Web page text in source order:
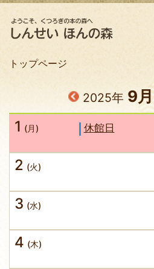
トップページ
2025年9月
1 (月) 休館日
2 (火)
3 (水)
4 (木)